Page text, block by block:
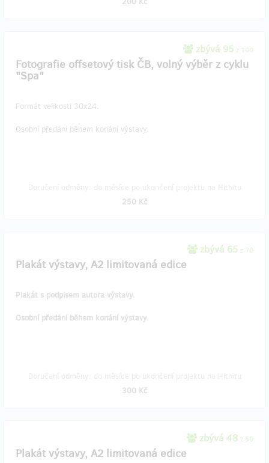
zbývá 95 z 100
Fotografie offsetový tisk ČB, volný výběr z cyklu
"Spa"
Formát velikosti 30x24.
Osobní předání během konání výstavy.
250 Kč
zbývá 65 z 70
Plakát výstavy, A2 limitovaná edice
Plakát s podpisem autora výstavy.
Osobní předání během konání výstavy.
300 Kč
zbývá 48 z 50
Plakát výstavy, A2 limitovaná edice